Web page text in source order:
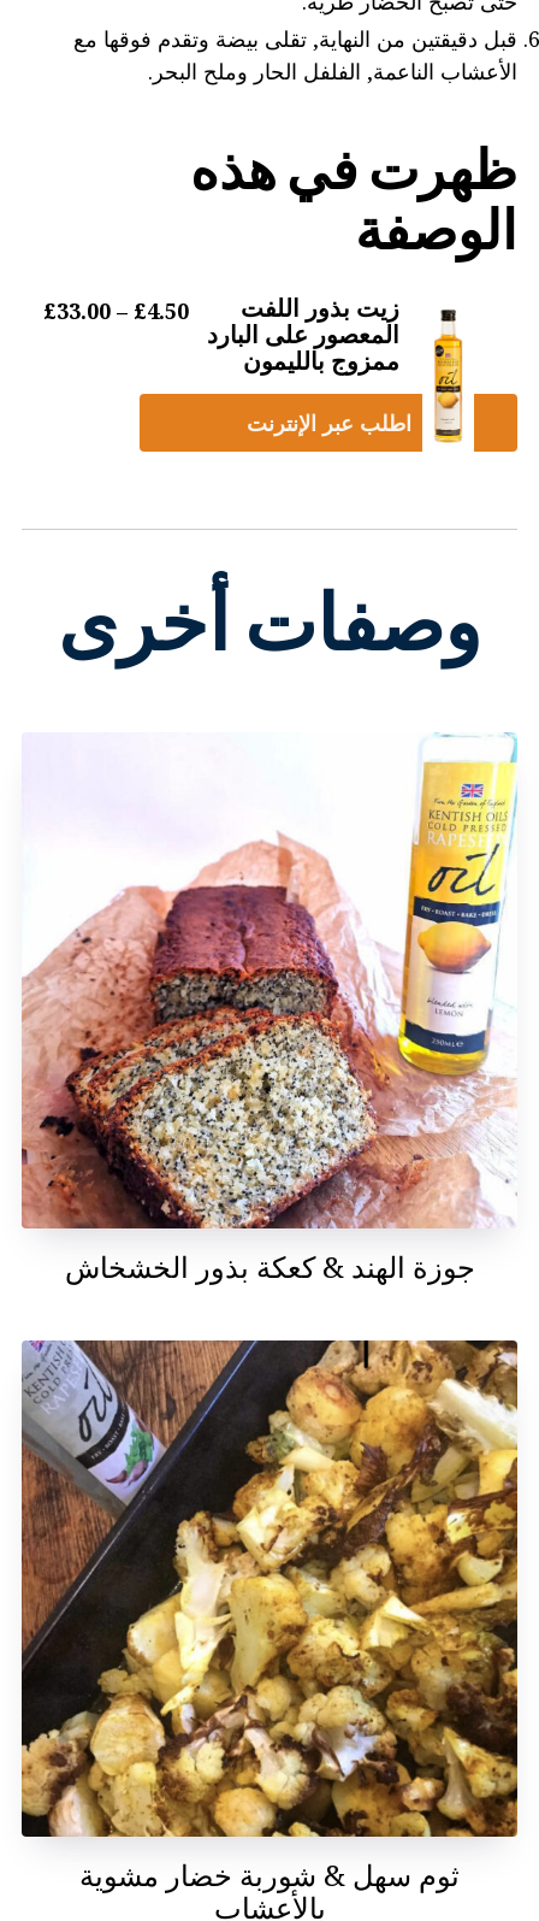
قبل دقيقتين من النهاية, تقلى بيضة وتقدم فوقها مع
الأعشاب الناعمة, الفلفل الحار وملح البحر.
ظهرت في هذه
الوصفة
زيت بذور اللفت
المعصور على البارد
ممزوج بالليمون
£4.50
–
£33.00
اطلب عبر الإنترنت
لديه
يمكن
اختيار
على
صفحة
المنتج
وصفات أخرى
جوزة الهند & كعكة بذور الخشخاش
ثوم سهل & شوربة خضار مشوية
بالأعشاب